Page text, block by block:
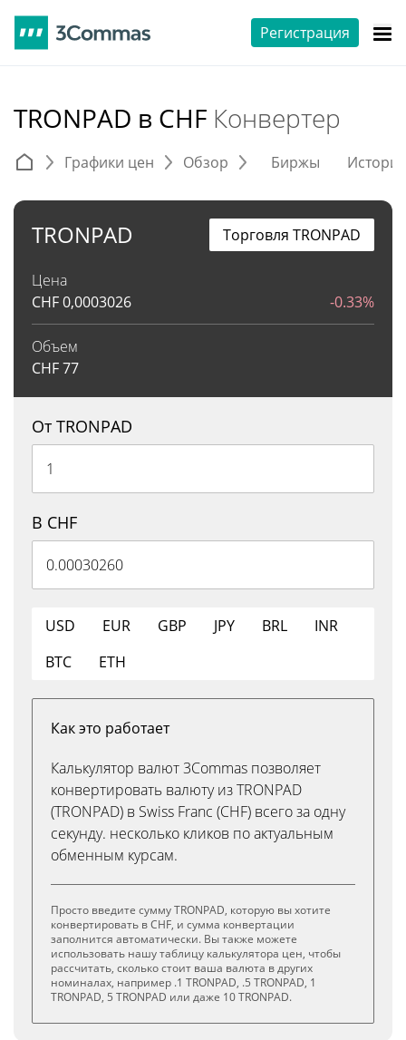
Регистрация
TRONPAD в CHF Конвертер
Графики цен Обзор Биржы
TRONPAD
Цена
CHF0,0003026 -0.33%
Объем
CHF77
Торговля TRONPAD
От TRONPAD
В CHF
USD EUR GBP JPY BRL
INR
BTC
ETH
Как это работает
Калькулятор валют 3Commas позволяет
конвертировать валюту из TRONPAD
(TRONPAD) в Swiss Franc (CHF) всего за одну
секунду. несколько кликов по актуальным
обменным курсам.
Просто введите сумму TRONPAD, которую вы хотите
конвертировать в CHF, и сумма конвертации
заполнится автоматически. Вы также можете
использовать нашу таблицу калькулятора цен, чтобы
рассчитать, сколько стоит ваша валюта в других
номиналах, например .1 TRONPAD, .5 TRONPAD, 1
TRONPAD, 5 TRONPAD или даже 10 TRONPAD.